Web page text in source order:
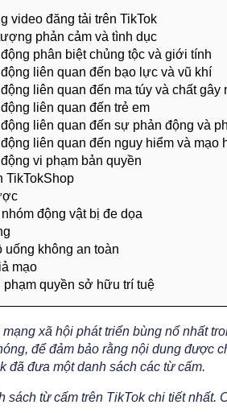
video đăng tải trên TikTok
phản cảm và tình dục
phân biệt chủng tộc và giới tính
liên quan đến bạo lực và vũ khí
liên quan đến ma túy và chất gây
liên quan đến trẻ em
liên quan đến sự phản động và
liên quan đến nguy hiểm và mạo
vi phạm bản quyền
TikTokShop
động vật bị đe dọa
uống không an toàn
mạo
phạm quyền sở hữu trí tuệ
xã hội phát triển bùng nổ nhất
để đảm bảo rằng nội dung được
đã đưa một danh sách các từ cấm.
từ cấm trên TikTok chi tiết nhất.